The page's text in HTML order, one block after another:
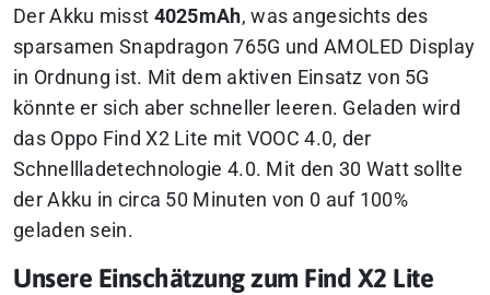
Der Akku misst 4025mAh, was angesichts des
sparsamen Snapdragon 765G und AMOLED Display
in Ordnung ist. Mit dem aktiven Einsatz von 5G
könnte er sich aber schneller leeren. Geladen wird
das Oppo Find X2 Lite mit VOOC 4.0, der
Schnellladetechnologie 4.0. Mit den 30 Watt sollte
der Akku in circa 50 Minuten von 0 auf 100%
geladen sein.
Unsere Einschätzung zum Find X2 Lite